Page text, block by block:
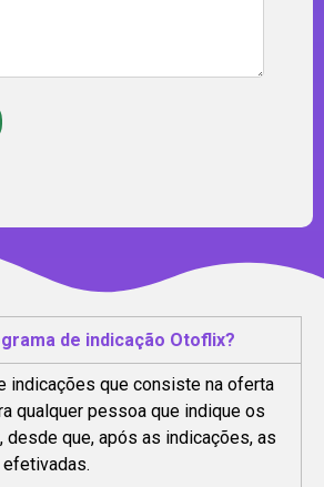
de indicação Otoflix?
indicações que consiste na oferta
qualquer pessoa que indique os
desde que, após as indicações, as